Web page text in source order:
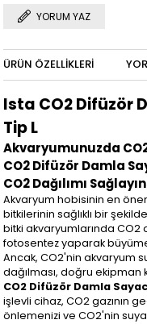
YORUM YAZ
ÜRÜN ÖZELLIKLERI
Ista CO2 Difüzör
Tip L
Akvaryumunuzda
CO2 Difüzör Damla
CO2 Dağılımı
Akvaryum hobisinin en
bitkilerinin sağlıklı bir
bitki akvaryumlarında
fotosentez yaparak
Ancak, CO2'nin akvaryum
dağılması, doğru ekipman
CO2 Difüzör Damla
işlevli cihaz, CO2 gazının
önlemenizi ve CO2'nin